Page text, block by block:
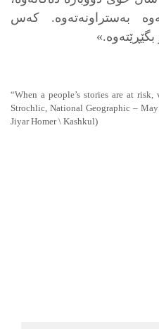
بەستراونەتەوە. کەس
بگێڕێتەوە.»
“When a people’s stories are at
Strochlic, National Geographic –
Jiyar Homer \ Kashkul)